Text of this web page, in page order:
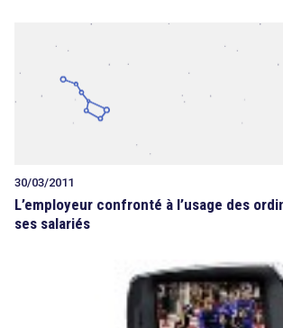
30/03/2011
L’employeur confronté à l’usage des
ses salariés